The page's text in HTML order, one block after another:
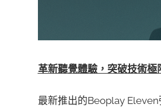
革新聽覺體驗，突破技術極
最新推出的Beoplay